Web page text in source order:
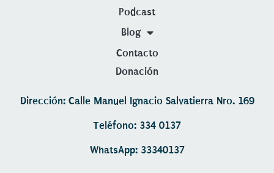
Podcast
Blog
Contacto
Donación
Dirección: Calle Manuel Ignacio Salvatierra Nro. 169
Teléfono: 334 0137
WhatsApp: 33340137